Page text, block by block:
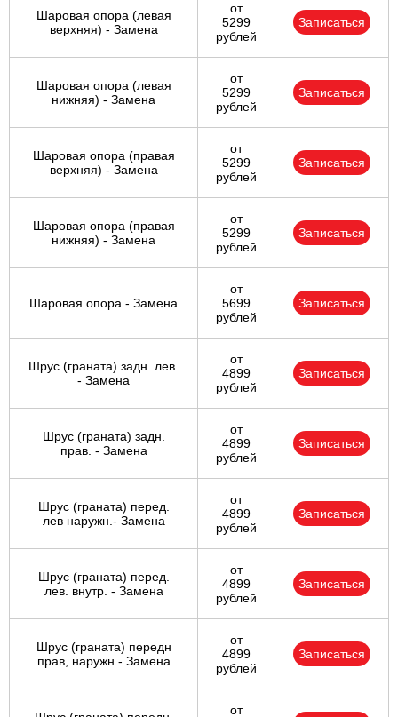
Шаровая опора (левая
верхняя) - Замена
от
5299
рублей
Записаться
Шаровая опора (левая
нижняя) - Замена
от
5299
рублей
Записаться
Шаровая опора (правая
верхняя) - Замена
от
5299
рублей
Записаться
Шаровая опора (правая
нижняя) - Замена
от
5299
рублей
Записаться
Шаровая опора - Замена
от
5699
рублей
Записаться
Шрус (граната) задн. лев.
- Замена
от
4899
рублей
Записаться
Шрус (граната) задн.
прав. - Замена
от
4899
рублей
Записаться
Шрус (граната) перед.
лев наружн.- Замена
от
4899
рублей
Записаться
Шрус (граната) перед.
лев. внутр. - Замена
от
4899
рублей
Записаться
Шрус (граната) передн
прав, наружн.- Замена
от
4899
рублей
Записаться
от